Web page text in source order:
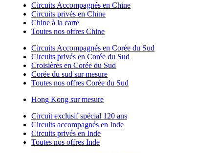
Circuits Accompagnés en Chine
Circuits privés en Chine
Chine à la carte
Toutes nos offres Chine
Circuits Accompagnés en Corée du Sud
Circuits privés en Corée du Sud
Croisières en Corée du Sud
Corée du sud sur mesure
Toutes nos offres Corée du Sud
Hong Kong sur mesure
Circuit exclusif spécial 120 ans
Circuits accompagnés en Inde
Circuits privés en Inde
Toutes nos offres Inde